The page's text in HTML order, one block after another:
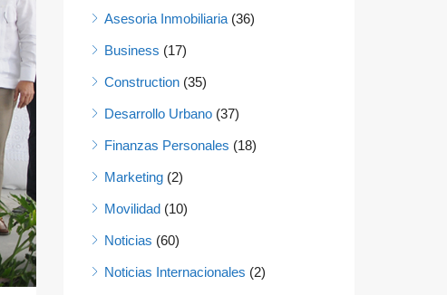
Asesoria Inmobiliaria (36)
Business (17)
Construction (35)
Desarrollo Urbano (37)
Finanzas Personales (18)
Marketing (2)
Movilidad (10)
Noticias (60)
Noticias Internacionales (2)